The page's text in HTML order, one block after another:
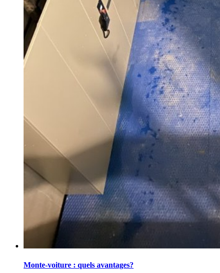
Monte-voiture : quels avantages?